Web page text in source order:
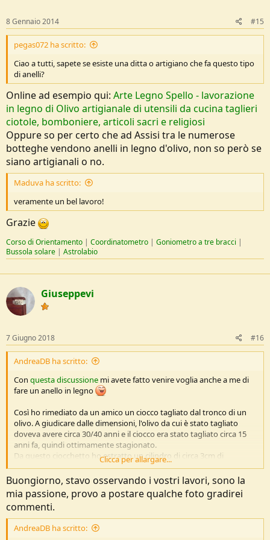
8 Gennaio 2014 #15
pegas072 ha scritto:
Ciao a tutti, sapete se esiste una ditta o artigiano che fa questo tipo
di anelli?
Online ad esempio qui: Arte Legno Spello - lavorazione
in legno di Olivo artigianale di utensili da cucina taglieri
ciotole, bomboniere, articoli sacri e religiosi
Oppure so per certo che ad Assisi tra le numerose
botteghe vendono anelli in legno d'olivo, non so però se
siano artigianali o no.
Maduva ha scritto:
veramente un bel lavoro!
Grazie
Corso di Orientamento | Coordinatometro | Goniometro a tre bracci |
Bussola solare | Astrolabio
Giuseppevi
7 Giugno 2018 #16
AndreaDB ha scritto:
Con questa discussione mi avete fatto venire voglia anche a me di
fare un anello in legno
Così ho rimediato da un amico un ciocco tagliato dal tronco di un
olivo. A giudicare dalle dimensioni, l'olivo da cui è stato tagliato
doveva avere circa 30/40 anni e il ciocco era stato tagliato circa 15
anni fa, quindi ottimamente stagionato.
Da questo ciocchetto ho estratto un cilindro di circa 3cm di
diametro da cui ho ricavato questo anello (con trapano, raspe, lime
e altri attrezzi manuali).
Vedi l'allegato 32925
Vedi l'allegato 32926
Clicca per allargare...
Buongiorno, stavo osservando i vostri lavori, sono la
mia passione, provo a postare qualche foto gradirei
commenti.
AndreaDB ha scritto: